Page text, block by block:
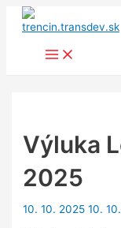
Preskočiť
Main
Menu
Výluka
2025
10. 10. 2025 10.